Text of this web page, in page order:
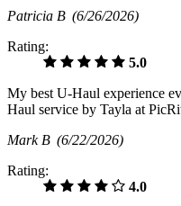
Patricia B (6/26/2026)
Rating:
5.0
My best U-Haul experience
Haul service by Tayla at
Mark B (6/22/2026)
Rating:
4.0